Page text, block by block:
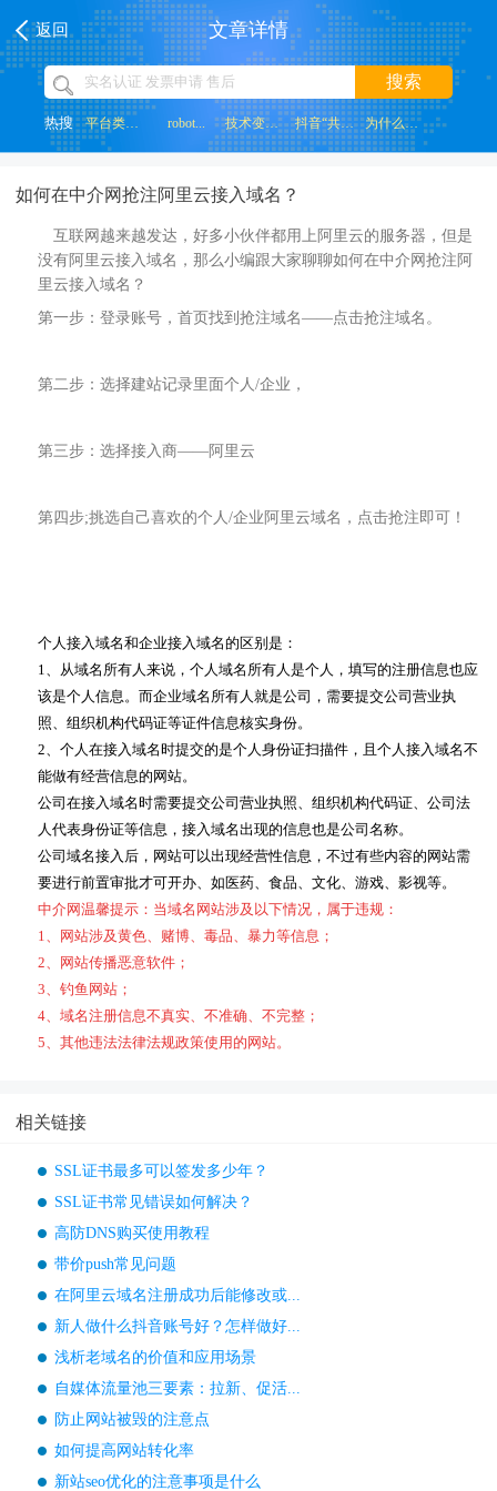
返回 文章详情
搜索
热搜 平台类网站... robot... 技术变革带... 抖音“共创... 为什么网页...
如何在中介网抢注阿里云接入域名？
互联网越来越发达，好多小伙伴都用上阿里云的服务器，但是
没有阿里云接入域名，那么小编跟大家聊聊如何在中介网抢注阿
里云接入域名？
第一步：登录账号，首页找到抢注域名——点击抢注域名。
第二步：选择建站记录里面个人/企业，
第三步：选择接入商——阿里云
第四步;挑选自己喜欢的个人/企业阿里云域名，点击抢注即可！
个人接入域名和企业接入域名的区别是：
1、从域名所有人来说，个人域名所有人是个人，填写的注册信息也应
该是个人信息。而企业域名所有人就是公司，需要提交公司营业执
照、组织机构代码证等证件信息核实身份。
2、个人在接入域名时提交的是个人身份证扫描件，且个人接入域名不
能做有经营信息的网站。
公司在接入域名时需要提交公司营业执照、组织机构代码证、公司法
人代表身份证等信息，接入域名出现的信息也是公司名称。
公司域名接入后，网站可以出现经营性信息，不过有些内容的网站需
要进行前置审批才可开办、如医药、食品、文化、游戏、影视等。
中介网温馨提示：当域名网站涉及以下情况，属于违规：
1、网站涉及黄色、赌博、毒品、暴力等信息；
2、网站传播恶意软件；
3、钓鱼网站；
4、域名注册信息不真实、不准确、不完整；
5、其他违法法律法规政策使用的网站。
相关链接
SSL证书最多可以签发多少年？
SSL证书常见错误如何解决？
高防DNS购买使用教程
带价push常见问题
在阿里云域名注册成功后能修改或...
新人做什么抖音账号好？怎样做好...
浅析老域名的价值和应用场景
自媒体流量池三要素：拉新、促活...
防止网站被毁的注意点
如何提高网站转化率
新站seo优化的注意事项是什么